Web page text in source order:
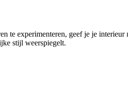
te experimenteren, geef je je interieur
stijl weerspiegelt.